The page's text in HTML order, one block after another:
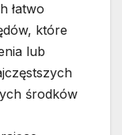
łatwo
które
lub
środków